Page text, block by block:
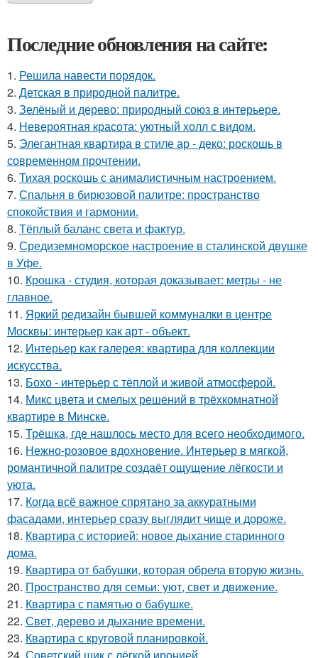
Последние обновления на сайте:
1. Решила навести порядок.
2. Детская в природной палитре.
3. Зелёный и дерево: природный союз в интерьере.
4. Невероятная красота: уютный холл с видом.
5. Элегантная квартира в стиле ар - деко: роскошь в
современном прочтении.
6. Тихая роскошь с анималистичным настроением.
7. Спальня в бирюзовой палитре: пространство
спокойствия и гармонии.
8. Тёплый баланс света и фактур.
9. Средиземноморское настроение в сталинской двушке
в Уфе.
10. Крошка - студия, которая доказывает: метры - не
главное.
11. Яркий редизайн бывшей коммуналки в центре
Москвы: интерьер как арт - объект.
12. Интерьер как галерея: квартира для коллекции
искусства.
13. Бохо - интерьер с тёплой и живой атмосферой.
14. Микс цвета и смелых решений в трёхкомнатной
квартире в Минске.
15. Трёшка, где нашлось место для всего необходимого.
16. Нежно-розовое вдохновение. Интерьер в мягкой,
романтичной палитре создаёт ощущение лёгкости и
уюта.
17. Когда всё важное спрятано за аккуратными
фасадами, интерьер сразу выглядит чище и дороже.
18. Квартира с историей: новое дыхание старинного
дома.
19. Квартира от бабушки, которая обрела вторую жизнь.
20. Пространство для семьи: уют, свет и движение.
21. Квартира с памятью о бабушке.
22. Свет, дерево и дыхание времени.
23. Квартира с круговой планировкой.
24. Советский шик с лёгкой иронией.